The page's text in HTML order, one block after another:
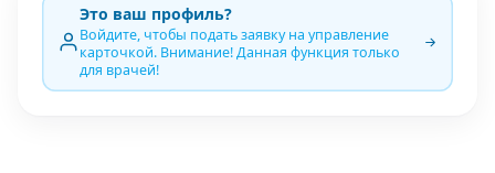
Это ваш профиль?
Войдите, чтобы подать заявку на управление
карточкой. Внимание! Данная функция только
для врачей!